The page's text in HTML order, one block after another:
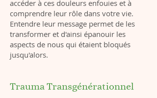
accéder à ces douleurs enfouies et à
comprendre leur rôle dans votre vie.
Entendre leur message permet de les
transformer et d'ainsi épanouir les
aspects de nous qui étaient bloqués
jusqu'alors.
Trauma Transgénérationnel